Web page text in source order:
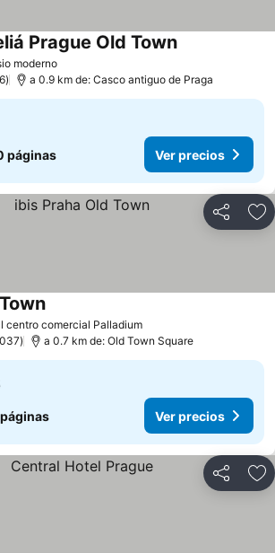
moderno
Prague Old Town
a 0.9 km de: Casco antiguo de Praga
páginas Ver precios
Compartir
centro comercial Palladium
a 0.7 km de: Old Town Square
Ver precios
Compartir